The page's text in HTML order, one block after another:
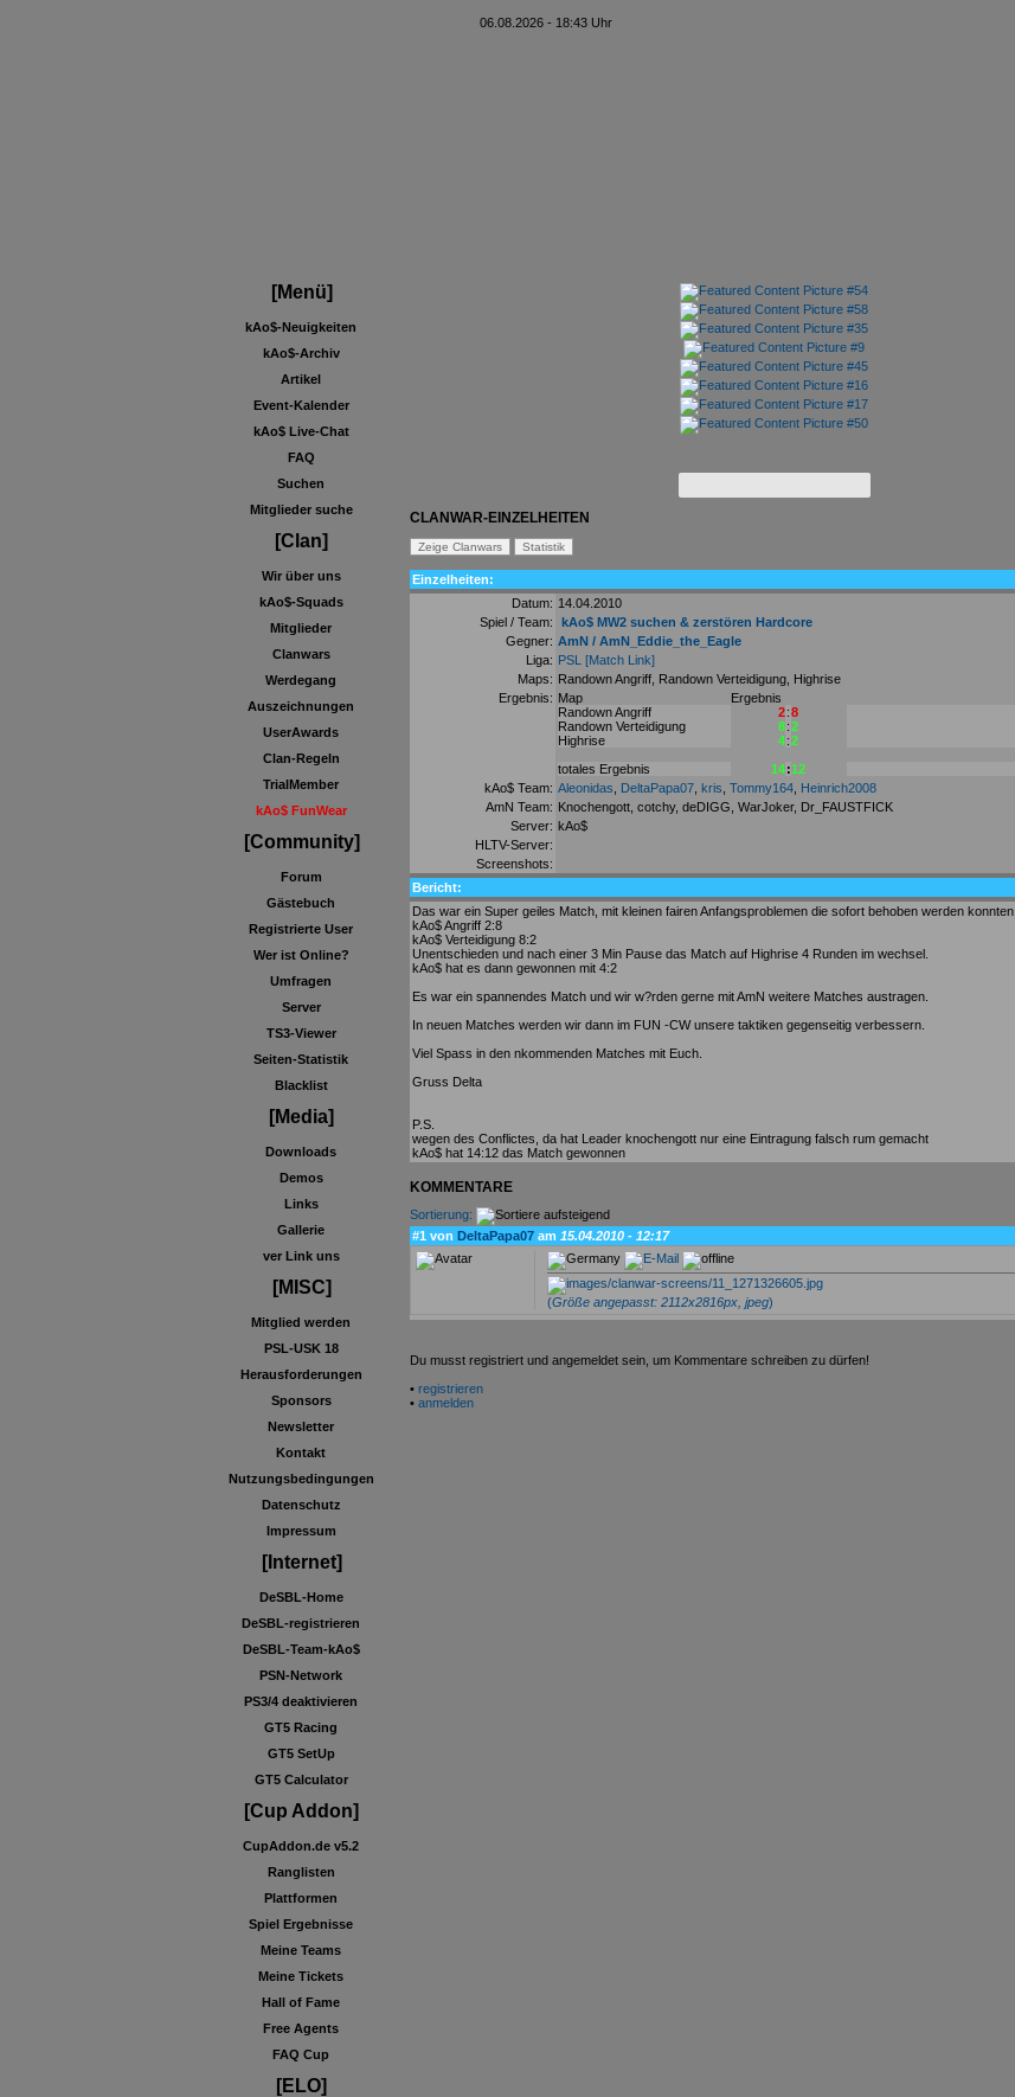
06.08.2026 - 18:43 Uhr
[Menü]
kAo$-Neuigkeiten
kAo$-Archiv
Artikel
Event-Kalender
kAo$ Live-Chat
FAQ
Suchen
Mitglieder suche
[Clan]
Wir über uns
kAo$-Squads
Mitglieder
Clanwars
Werdegang
Auszeichnungen
UserAwards
Clan-Regeln
TrialMember
kAo$ FunWear
[Community]
Forum
Gästebuch
Registrierte User
Wer ist Online?
Umfragen
Server
TS3-Viewer
Seiten-Statistik
Blacklist
[Media]
Downloads
Demos
Links
Gallerie
ver Link uns
[MISC]
Mitglied werden
PSL-USK 18
Herausforderungen
Sponsors
Newsletter
Kontakt
Nutzungsbedingungen
Datenschutz
Impressum
[Internet]
DeSBL-Home
DeSBL-registrieren
DeSBL-Team-kAo$
PSN-Network
PS3/4 deaktivieren
GT5 Racing
GT5 SetUp
GT5 Calculator
[Cup Addon]
CupAddon.de v5.2
Ranglisten
Plattformen
Spiel Ergebnisse
Meine Teams
Meine Tickets
Hall of Fame
Free Agents
FAQ Cup
[ELO]
CLANWAR-EINZELHEITEN
Einzelheiten:
Datum: 14.04.2010
Spiel / Team:
kAo$ MW2 suchen & zerstören Hardcore
Gegner: AmN / AmN_Eddie_the_Eagle
Liga: PSL [Match Link]
Maps: Randown Angriff, Randown Verteidigung, Highrise
Ergebnis: Map
Ergebnis
Randown Angriff
2:8
Randown Verteidigung
8:2
Highrise
4:2
totales Ergebnis
14:12
kAo$ Team: Aleonidas DeltaPapa07 kris Tommy164 Heinrich2008
AmN Team: Knochengott, cotchy, deDIGG, WarJoker, Dr_FAUSTFICK
Server: kAo$
HLTV-Server:
Screenshots:
Bericht:
Das war ein Super geiles Match, mit kleinen fairen Anfangsproblemen die sofort behoben werden konnten.
kAo$ Angriff 2:8
kAo$ Verteidigung 8:2
Unentschieden und nach einer 3 Min Pause das Match auf Highrise 4 Runden im wechsel.
kAo$ hat es dann gewonnen mit 4:2
Es war ein spannendes Match und wir w?rden gerne mit AmN weitere Matches austragen.
In neuen Matches werden wir dann im FUN -CW unsere taktiken gegenseitig verbessern.
Viel Spass in den nkommenden Matches mit Euch.
Gruss Delta
P.S.
wegen des Conflictes, da hat Leader knochengott nur eine Eintragung falsch rum gemacht
kAo$ hat 14:12 das Match gewonnen
KOMMENTARE
Sortierung:
#1 von DeltaPapa07 am 15.04.2010 - 12:17
(Größe angepasst: 2112x2816px, jpeg)
Du musst registriert und angemeldet sein, um Kommentare schreiben zu dürfen!
• registrieren
• anmelden